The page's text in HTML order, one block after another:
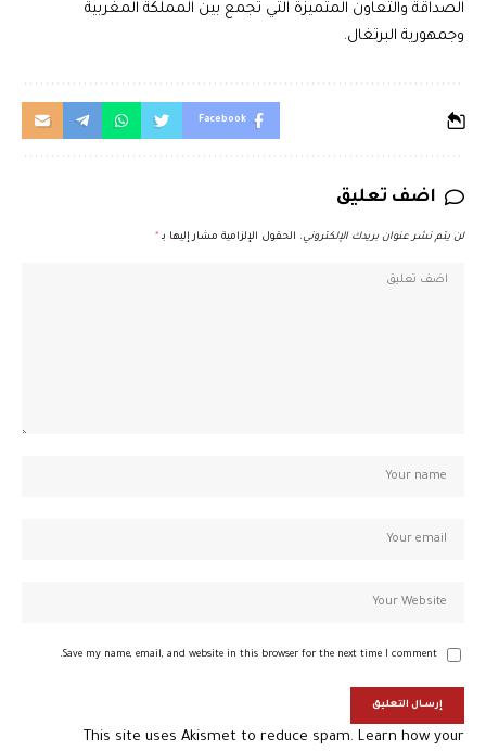
الصداقة والتعاون المتميزة التي تجمع بين المملكة المغربية
وجمهورية البرتغال.
Facebook
اضف تعليق
لن يتم نشر عنوان بريدك الإلكتروني. الحقول الإلزامية مشار إليها بـ *
Save my name, email, and website in this browser for the next time I comment.
This site uses Akismet to reduce spam. Learn how your